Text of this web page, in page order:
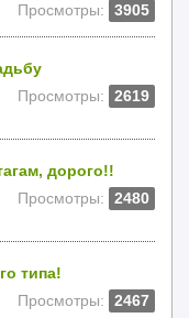
Просмотры:
3905
Просмотры:
2619
дорого!!
Просмотры:
2480
типа!
Просмотры:
2467